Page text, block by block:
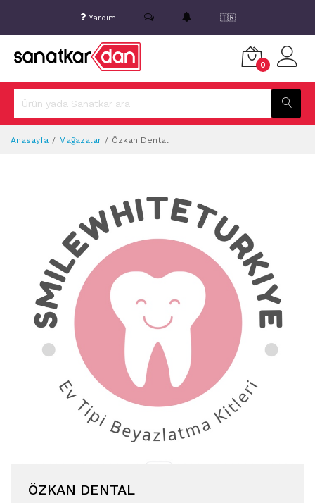
Yardım 🇹🇷
0
Anasayfa Mağazalar Özkan Dental
ÖZKAN DENTAL